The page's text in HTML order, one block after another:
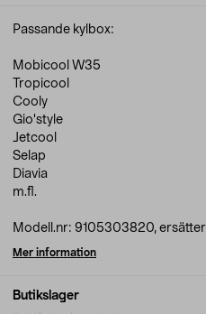
Butikslager
Passande kylbox:
Mobicool W35
Tropicool
Cooly
Gio'style
Jetcool
Selap
Diavia
m.fl.
Modell.nr: 9105303820,
Mer information